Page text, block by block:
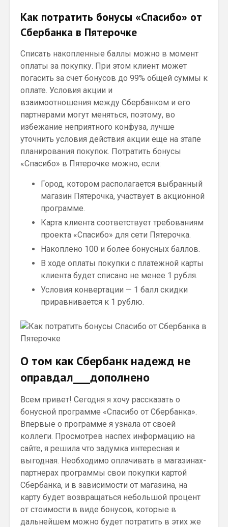
Как потратить бонусы «Спасибо» от
Сбербанка в Пятерочке
Списать накопленные баллы можно в момент
оплаты за покупку. При этом клиент может
погасить за счет бонусов до 99% общей суммы к
оплате. Условия акции и
взаимоотношения между Сбербанком и его
партнерами могут меняться, поэтому, во
избежание неприятного конфуза, лучше
уточнить условия действия акции еще на этапе
планирования покупок. Потратить бонусы
«Спасибо» в Пятерочке можно, если:
Город, котором располагается выбранный
магазин Пятерочка, участвует в акционной
программе.
Карта клиента соответствует требованиям
проекта «Спасибо» для сети Пятерочка.
Накоплено 100 и более бонусных баллов.
В ходе оплаты покупки с платежной карты
клиента будет списано не менее 1 рубля.
Условия конвертации — 1 балл скидки
приравнивается к 1 рублю.
О том как Сбербанк надежд не
оправдал___дополнено
Всем привет! Сегодня я хочу рассказать о
бонусной программе «Спасибо от Сбербанка».
Впервые о программе я узнала от своей
коллеги. Просмотрев наспех информацию на
сайте, я решила что задумка интересная и
выгодная. Необходимо оплачивать в магазинах-
партнерах программы свои покупки картой
Сбербанка, и в зависимости от магазина, на
карту будет возвращаться небольшой процент
от стоимости в виде бонусов, которые в
дальнейшем можно будет потратить в этих же